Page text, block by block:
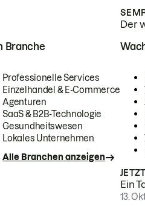
Der
Branche
Professionelle Services
Einzelhandel & E-Commerce
Agenturen
SaaS & B2B-Technologie
Gesundheitswesen
Lokales Unternehmen
Alle Branchen anzeigen
Ein
13.